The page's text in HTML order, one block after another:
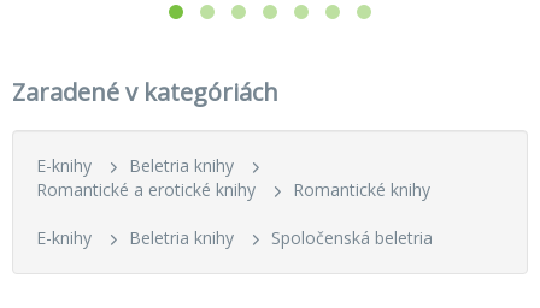
Zaradené v kategóriách
E-knihy
Beletria knihy
Romantické a erotické knihy
Romantické knihy
E-knihy Beletria knihy Spoločenská beletria